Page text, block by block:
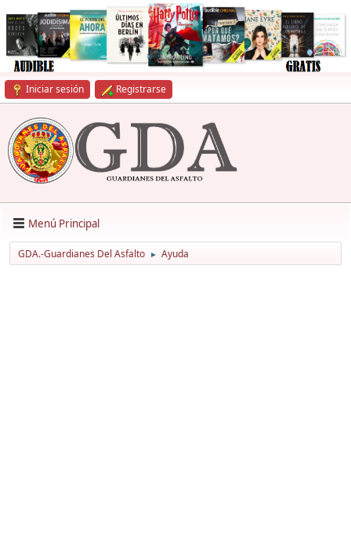
Iniciar sesión Registrarse
Menú Principal
GDA.-Guardianes Del Asfalto ► Ayuda